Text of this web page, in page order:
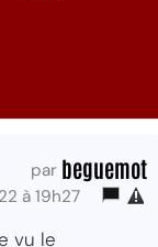
par beguemot
à 19h27
vu le